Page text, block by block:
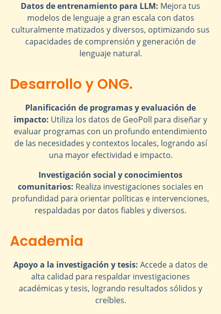
Datos de entrenamiento para LLM: Mejora tus
modelos de lenguaje a gran escala con datos
culturalmente matizados y diversos, optimizando sus
capacidades de comprensión y generación de
lenguaje natural.
Desarrollo y ONG.
Planificación de programas y evaluación de
impacto: Utiliza los datos de GeoPoll para diseñar y
evaluar programas con un profundo entendimiento
de las necesidades y contextos locales, logrando así
una mayor efectividad e impacto.
Investigación social y conocimientos
comunitarios: Realiza investigaciones sociales en
profundidad para orientar políticas e intervenciones,
respaldadas por datos fiables y diversos.
Academia
Apoyo a la investigación y tesis: Accede a datos de
alta calidad para respaldar investigaciones
académicas y tesis, logrando resultados sólidos y
creíbles.